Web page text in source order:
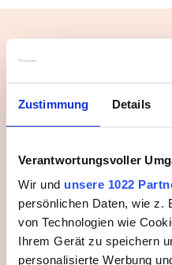
Zustimmung Details
Verantwortungsvoller
Wir und unsere 1022
persönlichen Daten, wie z.
von Technologien wie
Ihrem Gerät zu speichern
personalisierte Werbung
Deine
Als Fachkraft | Assistenz
Persönliche